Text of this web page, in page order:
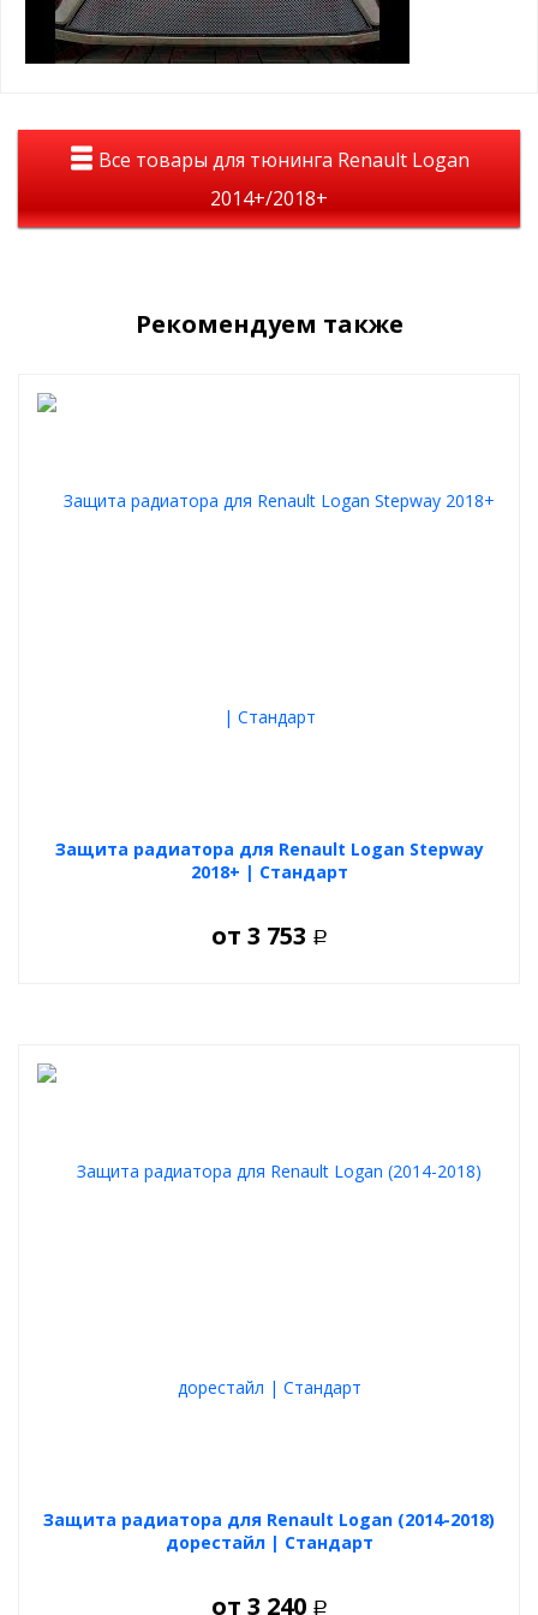
простая САМОСТОЯТЕЛЬНАЯ установка, крепится
пластиковыми винтами в ячейку защитной сетки
радиатора
Все товары для тюнинга Renault Logan
2014+/2018+
Рекомендуем также
Защита радиатора для Renault Logan Stepway
2018+ | Стандарт
от 3 753 Р
Защита радиатора для Renault Logan (2014-2018)
дорестайл | Стандарт
от 3 240 Р